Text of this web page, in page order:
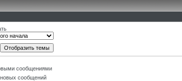
сообщениями
сообщений